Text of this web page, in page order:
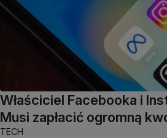
Właściciel Facebooka i
Musi zapłacić ogromną
TECH